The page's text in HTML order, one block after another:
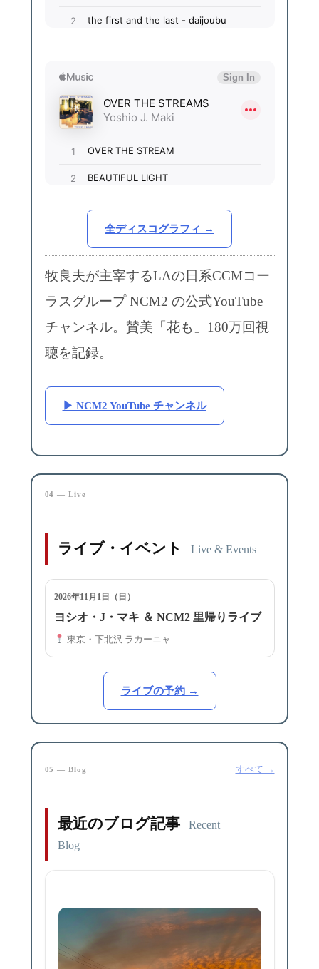
全ディスコグラフィ →
牧良夫が主宰するLAの日系CCMコー
ラスグループ NCM2 の公式YouTube
チャンネル。賛美「花も」180万回視
聴を記録。
▶ NCM2 YouTube チャンネル
04 — Live
ライブ・イベント Live & Events
2026年11月1日（日）
ヨシオ・J・マキ ＆ NCM2 里帰りライブ
東京・下北沢 ラカーニャ
ライブの予約 →
05 — Blog
最近のブログ記事
Recent
Blog
すべて →